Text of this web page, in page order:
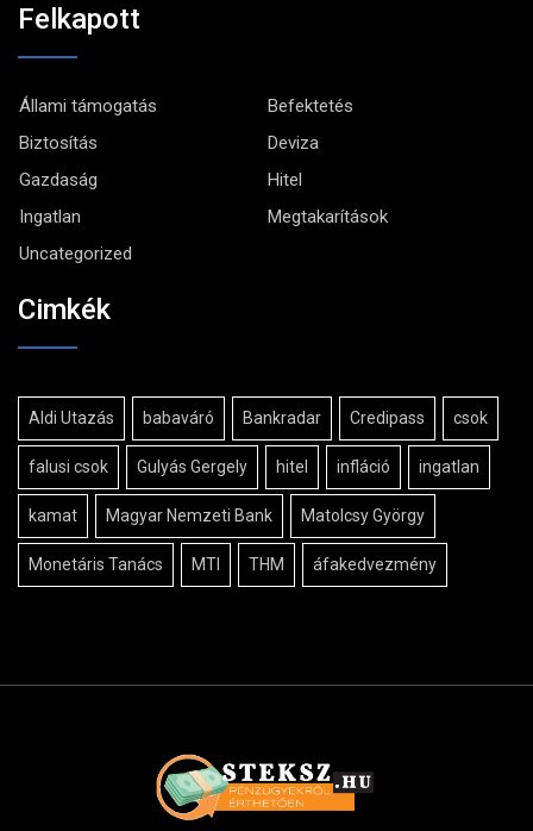
Felkapott
Állami támogatás
Befektetés
Biztosítás
Deviza
Gazdaság
Hitel
Ingatlan
Megtakarítások
Uncategorized
Cimkék
Aldi Utazás babaváró Bankradar Credipass csok
falusi csok Gulyás Gergely hitel infláció ingatlan
kamat Magyar Nemzeti Bank Matolcsy György
Monetáris Tanács MTI THM áfakedvezmény